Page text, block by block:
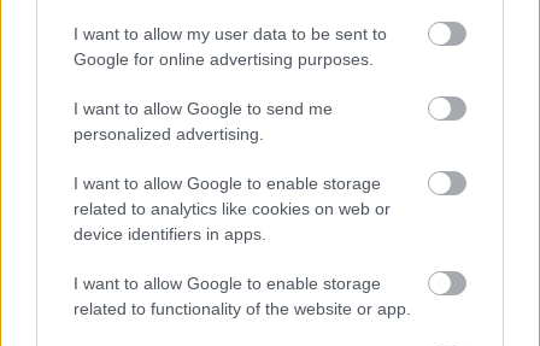
I want to allow my user data to be sent to
Google for online advertising purposes.
I want to allow Google to send me
personalized advertising.
I want to allow Google to enable storage
related to analytics like cookies on web or
device identifiers in apps.
I want to allow Google to enable storage
related to functionality of the website or app.